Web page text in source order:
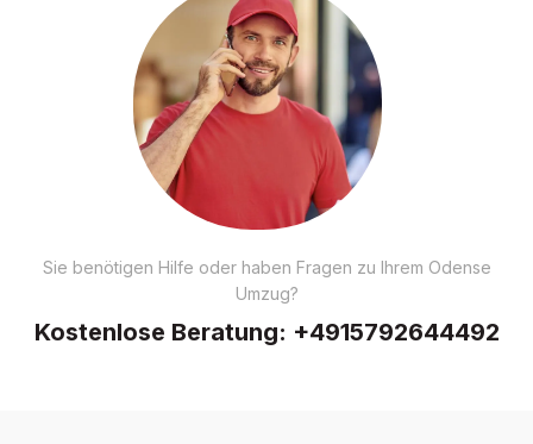
Sie benötigen Hilfe oder haben Fragen zu Ihrem Odense
Umzug?
Kostenlose Beratung: +4915792644492